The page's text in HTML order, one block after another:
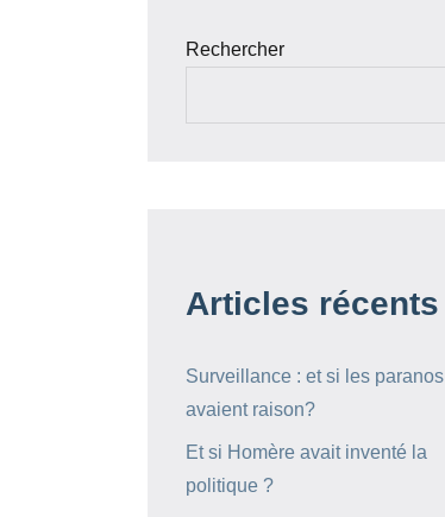
Rechercher
Articles récents
Surveillance : et si les paranos
avaient raison?
Et si Homère avait inventé la
politique ?